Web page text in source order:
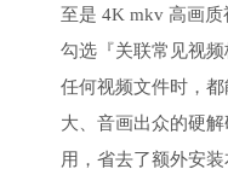
至是 4K mkv 高画
勾选『关联常见视
任何视频文件时，
大、音画出众的硬
用，省去了额外安装